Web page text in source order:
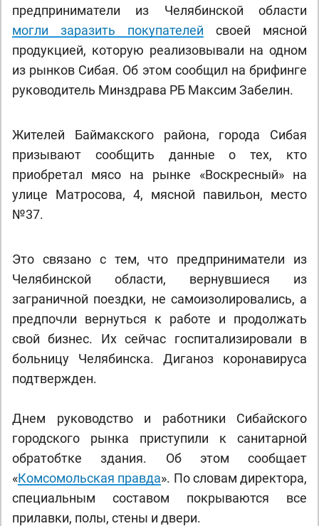
предприниматели из Челябинской области
могли заразить покупателей своей мясной
продукцией, которую реализовывали на одном
из рынков Сибая. Об этом сообщил на брифинге
руководитель Минздрава РБ Максим Забелин.
Жителей Баймакского района, города Сибая
призывают сообщить данные о тех, кто
приобретал мясо на рынке «Воскресный» на
улице Матросова, 4, мясной павильон, место
№37.
Это связано с тем, что предприниматели из
Челябинской области, вернувшиеся из
заграничной поездки, не самоизолировались, а
предпочли вернуться к работе и продолжать
свой бизнес. Их сейчас госпитализировали в
больницу Челябинска. Диганоз коронавируса
подтвержден.
Днем руководство и работники Сибайского
городского рынка приступили к санитарной
обратобтке здания. Об этом сообщает
«Комсомольская правда». По словам директора,
специальным составом покрываются все
прилавки, полы, стены и двери.